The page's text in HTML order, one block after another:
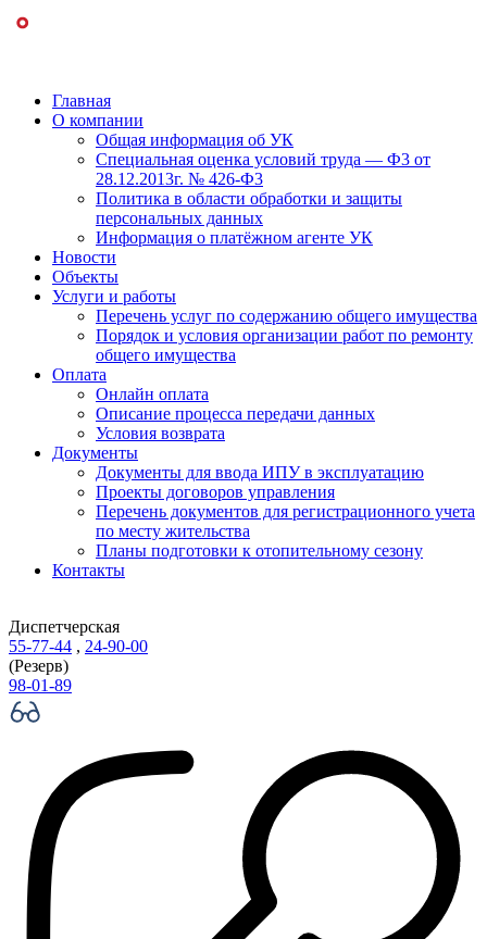
Главная
О компании
Общая информация об УК
Специальная оценка условий труда — Ф3 от
28.12.2013г. № 426-Ф3
Политика в области обработки и защиты
персональных данных
Информация о платёжном агенте УК
Новости
Объекты
Услуги и работы
Перечень услуг по содержанию общего имущества
Порядок и условия организации работ по ремонту
общего имущества
Оплата
Онлайн оплата
Описание процесса передачи данных
Условия возврата
Документы
Документы для ввода ИПУ в эксплуатацию
Проекты договоров управления
Перечень документов для регистрационного учета
по месту жительства
Планы подготовки к отопительному сезону
Контакты
Диспетчерская
55-77-44 , 24-90-00
(Резерв)
98-01-89